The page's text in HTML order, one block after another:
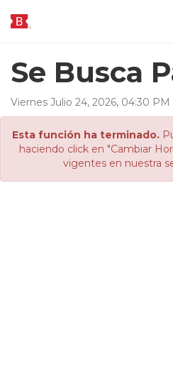
Se Busca
Viernes Julio 24, 2026, 04:30 PM
Esta función ha terminado.
haciendo click en "Cambiar
vigentes en nuestra